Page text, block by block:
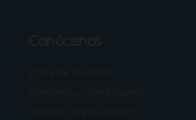
Conócenos
Zona de Delivery
Términos y condiciones
Política de privacidad